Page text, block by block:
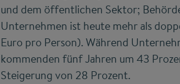
und dem öffentlichen Sektor;
Unternehmen ist heute mehr als
Euro pro Person). Während
kommenden fünf Jahren um 43
Steigerung von 28 Prozent.